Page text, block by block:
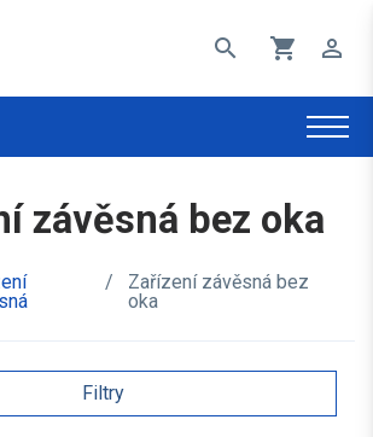
search shopping_cart perm_identity
závěsná bez oka
/
Zařízení závěsná bez
oka
Filtry